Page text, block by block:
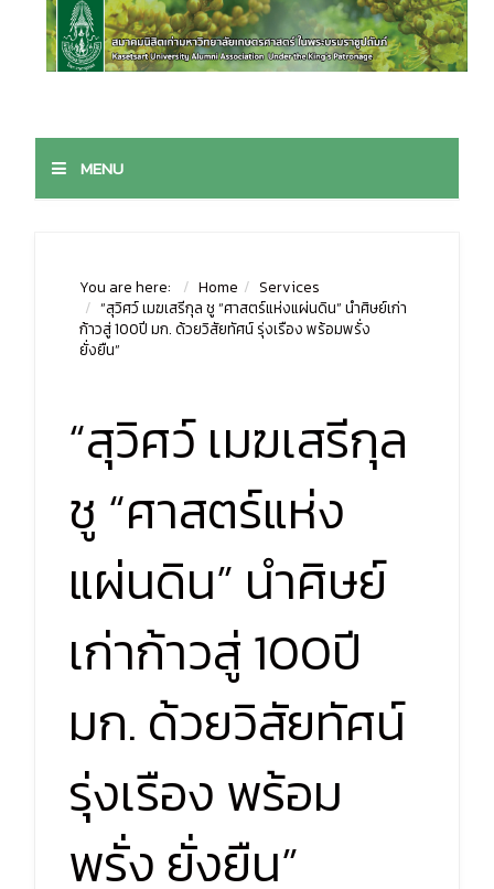
MENU
You are here: Home
Services
“สุวิศว์ เมฆเสรีกุล ชู “ศาสตร์แห่งแผ่นดิน” นำศิษย์เก่า
ก้าวสู่ 100ปี มก. ด้วยวิสัยทัศน์ รุ่งเรือง พร้อมพรั่ง
ยั่งยืน”
“สุวิศว์ เมฆเสรีกุล
ชู “ศาสตร์แห่ง
แผ่นดิน” นำศิษย์
เก่าก้าวสู่ 100ปี
มก. ด้วยวิสัยทัศน์
รุ่งเรือง พร้อม
พรั่ง ยั่งยืน”